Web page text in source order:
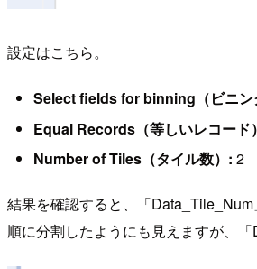
設定はこちら。
Select fields for binning（ビニン
Equal Records（等しいレコード）
Number of Tiles（タイル数）: 2
結果を確認すると、「
順に分割したようにも見えますが、